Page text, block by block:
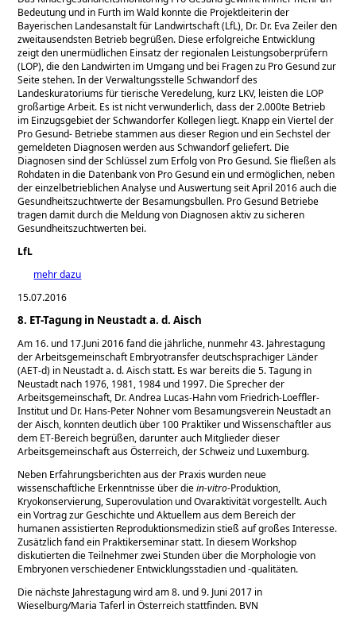
Bedeutung und in Furth im Wald konnte die Projektleiterin der
Bayerischen Landesanstalt für Landwirtschaft (LfL), Dr. Dr. Eva Zeiler den
zweitausendsten Betrieb begrüßen. Diese erfolgreiche Entwicklung
zeigt den unermüdlichen Einsatz der regionalen Leistungsoberprüfern
(LOP), die den Landwirten im Umgang und bei Fragen zu Pro Gesund zur
Seite stehen. In der Verwaltungsstelle Schwandorf des
Landeskuratoriums für tierische Veredelung, kurz LKV, leisten die LOP
großartige Arbeit. Es ist nicht verwunderlich, dass der 2.000te Betrieb
im Einzugsgebiet der Schwandorfer Kollegen liegt. Knapp ein Viertel der
Pro Gesund- Betriebe stammen aus dieser Region und ein Sechstel der
gemeldeten Diagnosen werden aus Schwandorf geliefert. Die
Diagnosen sind der Schlüssel zum Erfolg von Pro Gesund. Sie fließen als
Rohdaten in die Datenbank von Pro Gesund ein und ermöglichen, neben
der einzelbetrieblichen Analyse und Auswertung seit April 2016 auch die
Gesundheitszuchtwerte der Besamungsbullen. Pro Gesund Betriebe
tragen damit durch die Meldung von Diagnosen aktiv zu sicheren
Gesundheitszuchtwerten bei.
LfL
mehr dazu
15.07.2016
8. ET-Tagung in Neustadt a. d. Aisch
Am 16. und 17.Juni 2016 fand die jährliche, nunmehr 43. Jahrestagung
der Arbeitsgemeinschaft Embryotransfer deutschsprachiger Länder
(AET-d) in Neustadt a. d. Aisch statt. Es war bereits die 5. Tagung in
Neustadt nach 1976, 1981, 1984 und 1997. Die Sprecher der
Arbeitsgemeinschaft, Dr. Andrea Lucas-Hahn vom Friedrich-Loeffler-
Institut und Dr. Hans-Peter Nohner vom Besamungsverein Neustadt an
der Aisch, konnten deutlich über 100 Praktiker und Wissenschaftler aus
dem ET-Bereich begrüßen, darunter auch Mitglieder dieser
Arbeitsgemeinschaft aus Österreich, der Schweiz und Luxemburg.
Neben Erfahrungsberichten aus der Praxis wurden neue
wissenschaftliche Erkenntnisse über diein-vitro-Produktion,
Kryokonservierung, Superovulation und Ovaraktivität vorgestellt. Auch
ein Vortrag zur Geschichte und Aktuellem aus dem Bereich der
humanen assistierten Reproduktionsmedizin stieß auf großes Interesse.
Zusätzlich fand ein Praktikerseminar statt. In diesem Workshop
diskutierten die Teilnehmer zwei Stunden über die Morphologie von
Embryonen verschiedener Entwicklungsstadien und -qualitäten.
Die nächste Jahrestagung wird am 8. und 9. Juni 2017 in
Wieselburg/Maria Taferl in Österreich stattfinden. BVN